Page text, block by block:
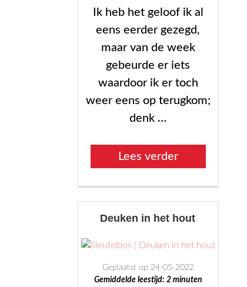
Ik heb het geloof ik al
eens eerder gezegd,
maar van de week
gebeurde er iets
waardoor ik er toch
weer eens op terugkom;
denk …
Lees verder“Impregneren”
Deuken in het hout
Geplaatst op 24-05-2022
Gemiddelde leestijd: 2 minuten